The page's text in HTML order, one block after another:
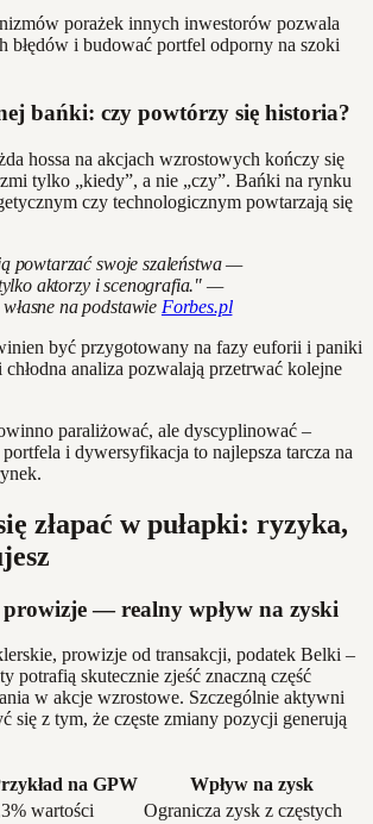
porażek innych inwestorów pozwala
błędów i budować portfel odporny na szoki
bańki: czy powtórzy się historia?
hossa na akcjach wzrostowych kończy się
tylko „kiedy”, a nie „czy”. Bańki na rynku
czy technologicznym powtarzają się
powtarzać swoje szaleństwa —
aktorzy i scenografia." —
na podstawie Forbes.pl
być przygotowany na fazy euforii i paniki
analiza pozwalają przetrwać kolejne
paraliżować, ale dyscyplinować –
i dywersyfikacja to najlepsza tarcza na
złapać w pułapki: ryzyka,
— realny wpływ na zyski
prowizje od transakcji, podatek Belki –
potrafią skutecznie zjeść znaczną część
w akcje wzrostowe. Szczególnie aktywni
się z tym, że częste zmiany pozycji generują
na GPW
Wpływ na zysk
wartości
Ogranicza zysk z częstych